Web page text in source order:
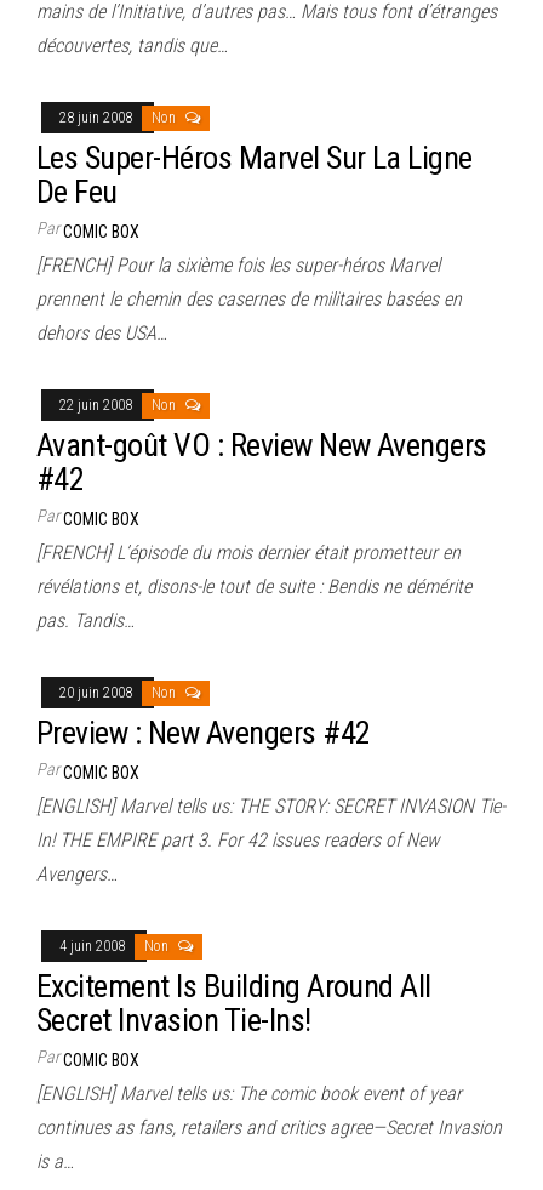
mains de l’Initiative, d’autres pas… Mais tous font d’étranges
découvertes, tandis que…
28 juin 2008 Non
Les Super-Héros Marvel Sur La Ligne
De Feu
ParCOMIC BOX
[FRENCH] Pour la sixième fois les super-héros Marvel
prennent le chemin des casernes de militaires basées en
dehors des USA…
22 juin 2008 Non
Avant-goût VO : Review New Avengers
#42
ParCOMIC BOX
[FRENCH] L’épisode du mois dernier était prometteur en
révélations et, disons-le tout de suite : Bendis ne démérite
pas. Tandis…
20 juin 2008 Non
Preview : New Avengers #42
ParCOMIC BOX
[ENGLISH] Marvel tells us: THE STORY: SECRET INVASION Tie-
In! THE EMPIRE part 3. For 42 issues readers of New
Avengers…
4 juin 2008 Non
Excitement Is Building Around All
Secret Invasion Tie-Ins!
ParCOMIC BOX
[ENGLISH] Marvel tells us: The comic book event of year
continues as fans, retailers and critics agree—Secret Invasion
is a…